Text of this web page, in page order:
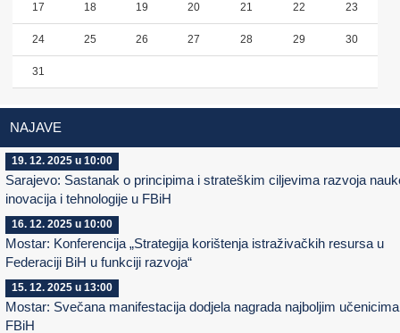
17 18 19 20 21 22 23
24 25 26 27 28 29 30
31
NAJAVE
19. 12. 2025 u 10:00
Sarajevo: Sastanak o principima i strateškim ciljevima razvoja
inovacija i tehnologije u FBiH
16. 12. 2025 u 10:00
Mostar: Konferencija „Strategija korištenja istraživačkih resursa u
Federaciji BiH u funkciji razvoja“
15. 12. 2025 u 13:00
Mostar: Svečana manifestacija dodjela nagrada najboljim
FBiH